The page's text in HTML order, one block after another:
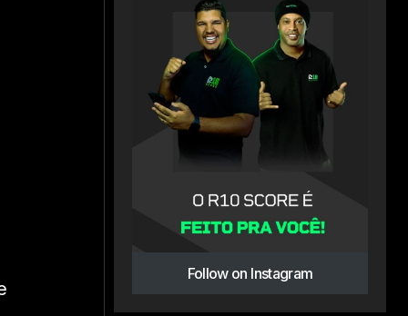
Follow on Instagram